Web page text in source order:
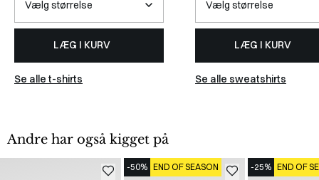
LÆG I KURV
Se alle t-shirts
LÆG I KURV
Se alle sweatshirts
Andre har også kigget på
-50% END OF SEASON -25% END OF